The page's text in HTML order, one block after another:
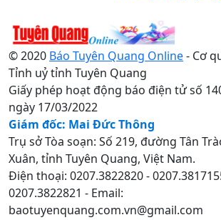
© 2020 Báo Tuyên Quang Online- Cơ
Tỉnh uỷ tỉnh Tuyên Quang
Giấy phép hoạt động báo điện tử số
ngày 17/03/2022
Giám đốc: Mai Đức Thông
Trụ sở Tòa soạn: Số 219, đường Tân
Xuân, tỉnh Tuyên Quang, Việt Nam.
Điện thoại: 0207.3822820 -
0207.3822821 - Email:
baotuyenquang.com.vn@gmail.com